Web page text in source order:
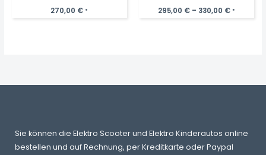
2,4Ghz+Ledersitz+EVA-
270,00 € *
Motoren- 2,4Ghz
295,00 € – 330,00 € *
Sie können die Elektro Scooter und Elektro Kinderautos online
bestellen und auf Rechnung, per Kreditkarte oder Paypal